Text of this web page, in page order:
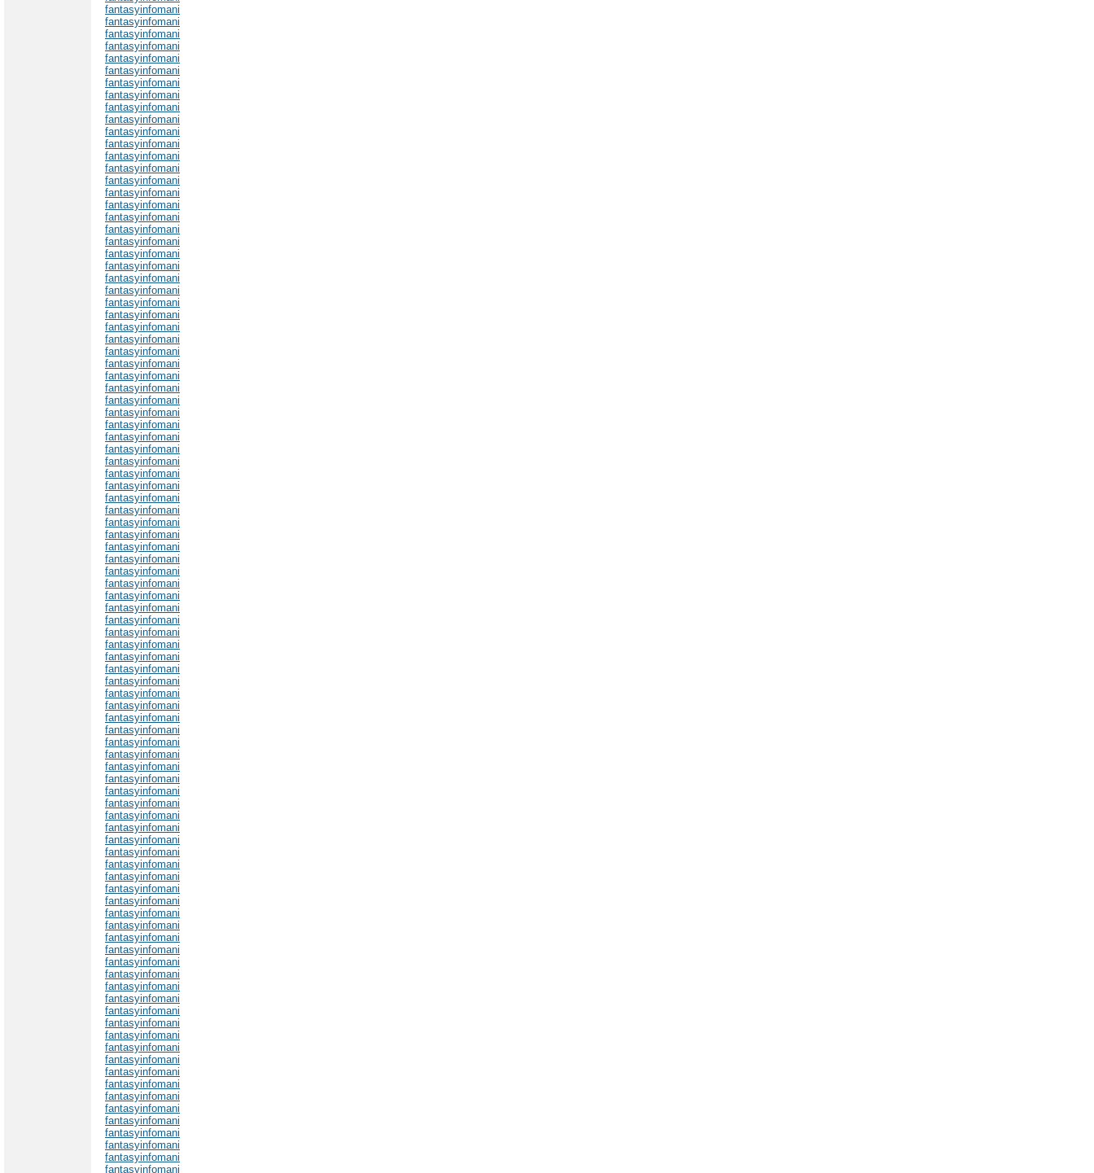
fantasyinfomani
fantasyinfomani
fantasyinfomani
fantasyinfomani
fantasyinfomani
fantasyinfomani
fantasyinfomani
fantasyinfomani
fantasyinfomani
fantasyinfomani
fantasyinfomani
fantasyinfomani
fantasyinfomani
fantasyinfomani
fantasyinfomani
fantasyinfomani
fantasyinfomani
fantasyinfomani
fantasyinfomani
fantasyinfomani
fantasyinfomani
fantasyinfomani
fantasyinfomani
fantasyinfomani
fantasyinfomani
fantasyinfomani
fantasyinfomani
fantasyinfomani
fantasyinfomani
fantasyinfomani
fantasyinfomani
fantasyinfomani
fantasyinfomani
fantasyinfomani
fantasyinfomani
fantasyinfomani
fantasyinfomani
fantasyinfomani
fantasyinfomani
fantasyinfomani
fantasyinfomani
fantasyinfomani
fantasyinfomani
fantasyinfomani
fantasyinfomani
fantasyinfomani
fantasyinfomani
fantasyinfomani
fantasyinfomani
fantasyinfomani
fantasyinfomani
fantasyinfomani
fantasyinfomani
fantasyinfomani
fantasyinfomani
fantasyinfomani
fantasyinfomani
fantasyinfomani
fantasyinfomani
fantasyinfomani
fantasyinfomani
fantasyinfomani
fantasyinfomani
fantasyinfomani
fantasyinfomani
fantasyinfomani
fantasyinfomani
fantasyinfomani
fantasyinfomani
fantasyinfomani
fantasyinfomani
fantasyinfomani
fantasyinfomani
fantasyinfomani
fantasyinfomani
fantasyinfomani
fantasyinfomani
fantasyinfomani
fantasyinfomani
fantasyinfomani
fantasyinfomani
fantasyinfomani
fantasyinfomani
fantasyinfomani
fantasyinfomani
fantasyinfomani
fantasyinfomani
fantasyinfomani
fantasyinfomani
fantasyinfomani
fantasyinfomani
fantasyinfomani
fantasyinfomani
fantasyinfomani
fantasyinfomani
fantasyinfomani